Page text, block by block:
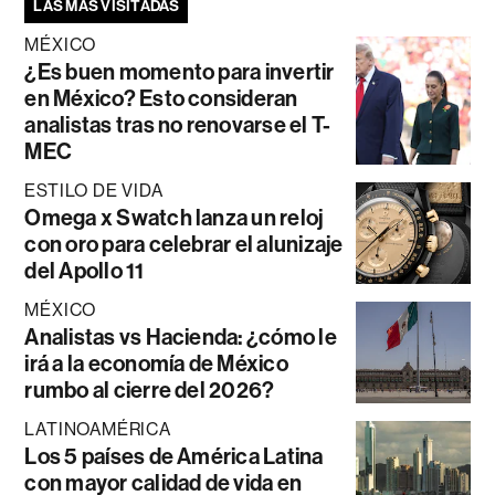
LAS MÁS VISITADAS
MÉXICO
¿Es buen momento para invertir
en México? Esto consideran
analistas tras no renovarse el T-
MEC
ESTILO DE VIDA
Omega x Swatch lanza un reloj
con oro para celebrar el alunizaje
del Apollo 11
MÉXICO
Analistas vs Hacienda: ¿cómo le
irá a la economía de México
rumbo al cierre del 2026?
LATINOAMÉRICA
Los 5 países de América Latina
con mayor calidad de vida en